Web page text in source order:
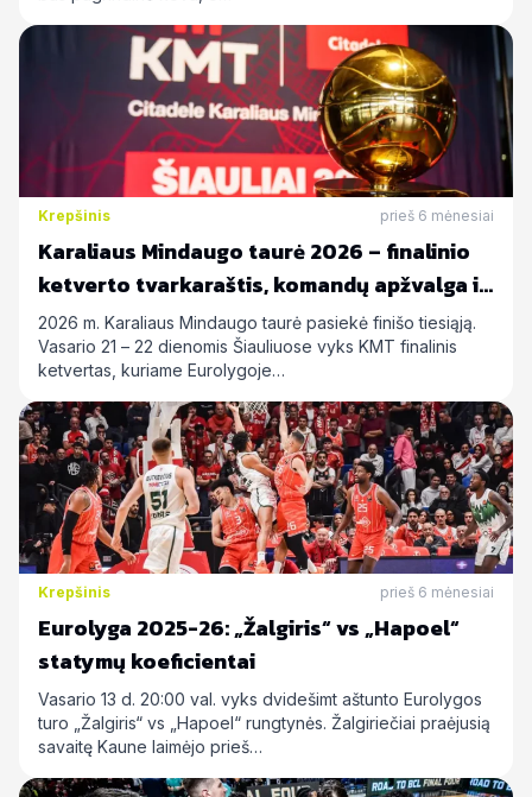
Krepšinis prieš 6 mėnesiai
Karaliaus Mindaugo taurė 2026 – finalinio
ketverto tvarkaraštis, komandų apžvalga ir
statymų prognozės
2026 m. Karaliaus Mindaugo taurė pasiekė finišo tiesiąją.
Vasario 21 – 22 dienomis Šiauliuose vyks KMT finalinis
ketvertas, kuriame Eurolygoje…
Krepšinis prieš 6 mėnesiai
Eurolyga 2025-26: „Žalgiris“ vs „Hapoel“
statymų koeficientai
Vasario 13 d. 20:00 val. vyks dvidešimt aštunto Eurolygos
turo „Žalgiris“ vs „Hapoel“ rungtynės. Žalgiriečiai praėjusią
savaitę Kaune laimėjo prieš…